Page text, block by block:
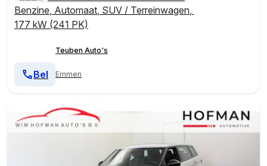
Benzine, Automaat, SUV / Terreinwagen,
177 kW (241 PK)
Teuben Auto's
Emmen
Bel